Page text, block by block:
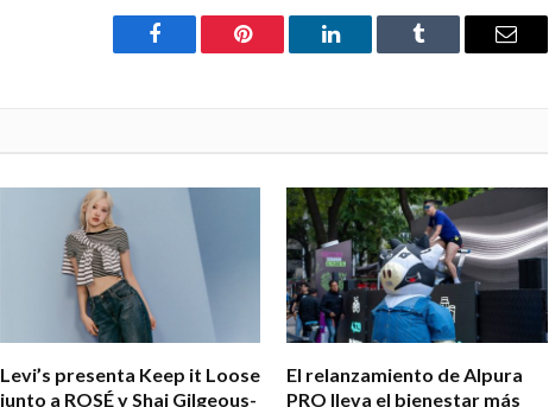
Facebook Pinterest LinkedIn Tumblr Email
Levi’s presenta Keep it Loose
junto a ROSÉ y Shai Gilgeous-
El relanzamiento de Alpura
PRO lleva el bienestar más